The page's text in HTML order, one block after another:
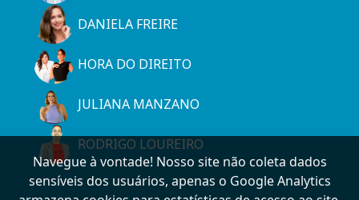
DANIELA FREIRE
HORA DO DIREITO
JULIANA MANZANO
RODRIGO LOUREIRO
Navegue à vontade! Nosso site não coleta dados
sensíveis dos usuários, apenas o Google Analytics